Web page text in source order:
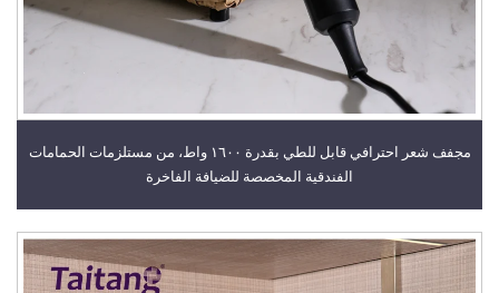
مجفف شعر احترافي قابل للطي بقدرة ١٦٠٠ واط، من مستلزمات الحمامات
الفندقية المخصصة للضيافة الفاخرة